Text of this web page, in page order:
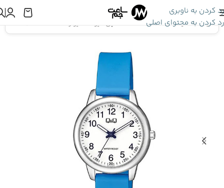
رد کردن به ناوبری
رد کردن به محتوای اصلی
اینجا هستید:ساعت Q&Q »ساعت مچی کیو اند کیو زنانه QC15J304Y